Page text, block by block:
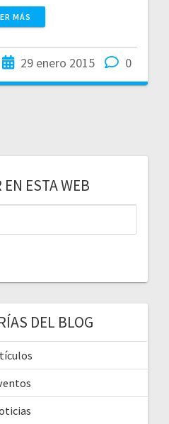
MÁS
29 enero 2015 0
EN ESTA WEB
DEL BLOG